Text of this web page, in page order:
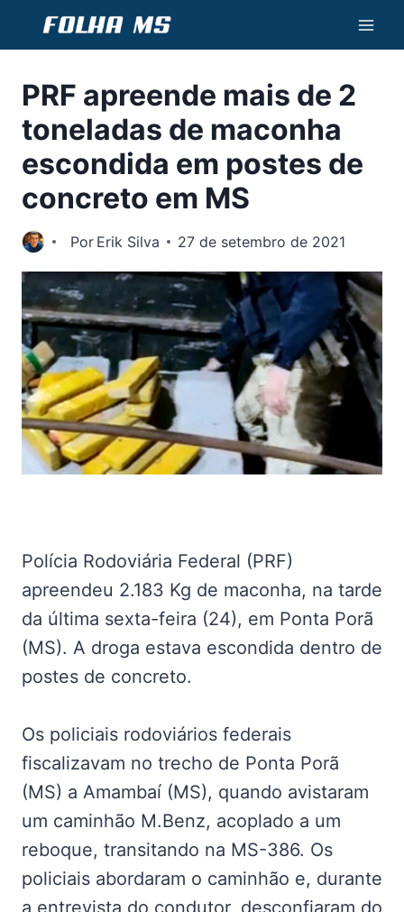
Conteúdo
PRF apreende mais de 2
toneladas de maconha
escondida em postes de
concreto em MS
Por Erik Silva 27 de setembro de 2021
Polícia Rodoviária Federal (PRF)
apreendeu 2.183 Kg de maconha, na tarde
da última sexta-feira (24), em Ponta Porã
(MS). A droga estava escondida dentro de
postes de concreto.
Os policiais rodoviários federais
fiscalizavam no trecho de Ponta Porã
(MS) a Amambaí (MS), quando avistaram
um caminhão M.Benz, acoplado a um
reboque, transitando na MS-386. Os
policiais abordaram o caminhão e, durante
a entrevista do condutor, desconfiaram do